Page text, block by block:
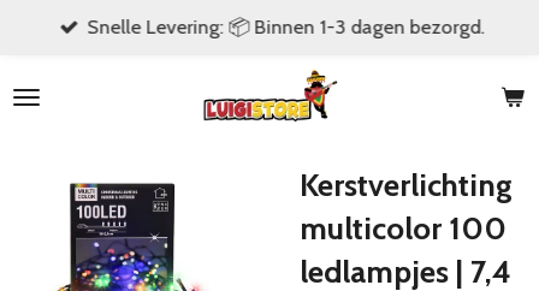
naar
Snelle Levering: 📦 Binnen 1-3 dagen bezorgd.
Kerstverlichting
multicolor 100
ledlampjes | 7,4